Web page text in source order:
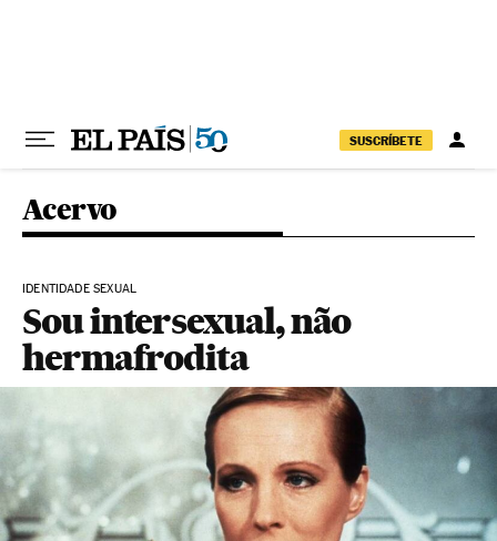
SUSCRÍBETE
Acervo
IDENTIDADE SEXUAL
Sou intersexual, não
hermafrodita